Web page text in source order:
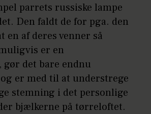
parrets russiske lampe
Den faldt de for pga. den
en af deres venner så
er en
det bare endnu
er med til at understrege
stemning i det personlige
bjælkerne på tørreloftet.